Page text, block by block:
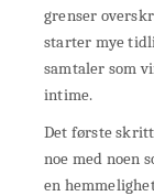
grenser
starter mye
samtaler som
intime.
Det første
noe med noen
en